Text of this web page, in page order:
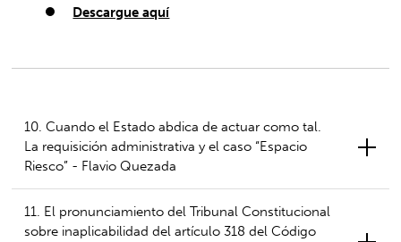
Descargue aquí
10. Cuando el Estado abdica de actuar como tal.
La requisición administrativa y el caso “Espacio
Riesco” - Flavio Quezada
11. El pronunciamiento del Tribunal Constitucional
sobre inaplicabilidad del artículo 318 del Código